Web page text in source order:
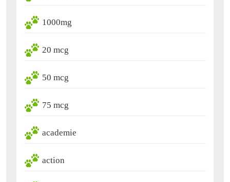
1000mg
20 mcg
50 mcg
75 mcg
academie
action